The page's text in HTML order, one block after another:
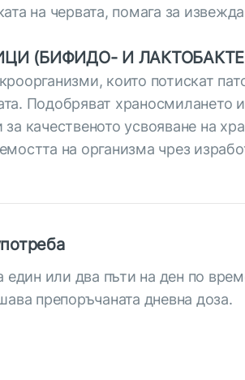
на червата, помага за
(БИФИДО- И
които потискат
Подобряват храносмилането
качественото усвояване на
на организма чрез
един или два пъти на ден по
препоръчаната дневна доза.